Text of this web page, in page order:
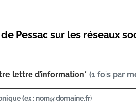
Pessac sur les réseaux
lettre d’information* (1 fois par